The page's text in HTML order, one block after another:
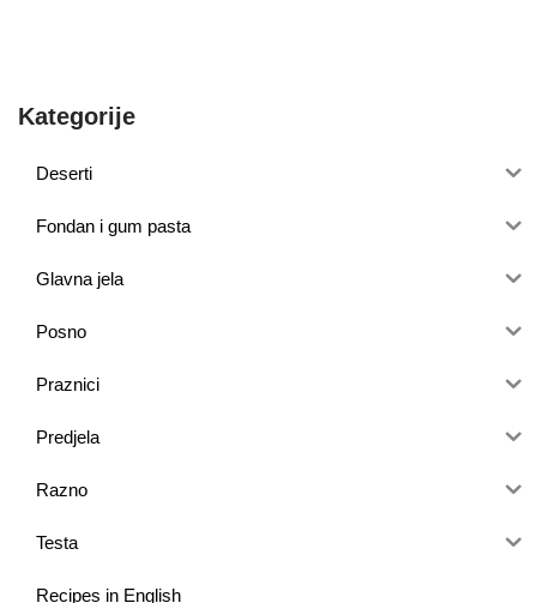
Kategorije
Deserti
Fondan i gum pasta
Glavna jela
Posno
Praznici
Predjela
Razno
Testa
Recipes in English